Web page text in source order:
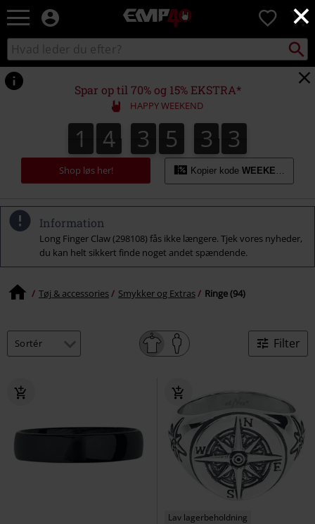
×
EMP
Musik,
TV
gaming
merch
-
alternativ
mode
0
Søg
sortiment
Søg
Spar op til 70% og 15% EKSTRA*
HAPPY WEEKEND
1
1 4
4 3
3 5
5 3
3 1
2
1
3
2
Shop løs her! Kopier kode WEEKEND
Information
Long Finger Claw (298108) fås ikke længere. Tjek vores nyheder,
du kan helt sikkert finde noget andet spændende.
Tøj & accessories Smykker og Extras Ringe (94)
Filter
Lav lagerbeholdning